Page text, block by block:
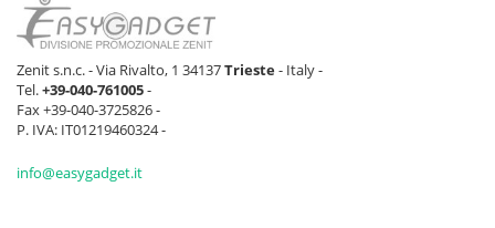
Zenit s.n.c. - Via Rivalto, 1 34137Trieste- Italy -
Tel.+39-040-761005-
Fax +39-040-3725826 -
P. IVA: IT01219460324 -
info@easygadget.it